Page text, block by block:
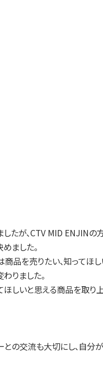
たが、CTV MID ENJINの
ました。
品を売りたい、知ってほ
りました。
ほしいと思える商品を取り
の交流も大切にし、自分